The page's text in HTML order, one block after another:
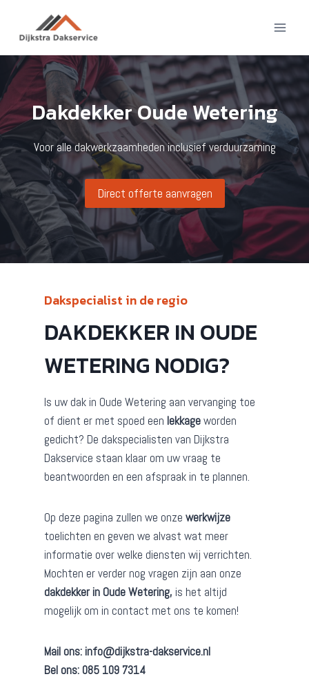
inhoud
Dakdekker Oude Wetering
Voor alle dakwerkzaamheden inclusief verduurzaming
Direct offerte aanvragen
Dakspecialist in de regio
DAKDEKKER IN OUDE
WETERING NODIG?
Is uw dak in Oude Wetering aan vervanging toe
of dient er met spoed een lekkageworden
gedicht? De dakspecialisten van Dijkstra
Dakservice staan klaar om uw vraag te
beantwoorden en een afspraak in te plannen.
Op deze pagina zullen we onze werkwijze
toelichten en geven we alvast wat meer
informatie over welke diensten wij verrichten.
Mochten er verder nog vragen zijn aan onze
dakdekker in Oude Wetering, is het altijd
mogelijk om in contact met ons te komen!
Mail ons: info@dijkstra-dakservice.nl
Bel ons: 085 109 7314